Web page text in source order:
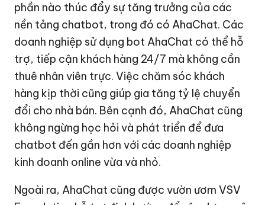
phần nào thúc đẩy sự tăng trưởng của các
nền tảng chatbot, trong đó có AhaChat. Các
doanh nghiệp sử dụng bot AhaChat có thể hỗ
trợ, tiếp cận khách hàng 24/7 mà không cần
thuê nhân viên trực. Việc chăm sóc khách
hàng kịp thời cũng giúp gia tăng tỷ lệ chuyển
đổi cho nhà bán. Bên cạnh đó, AhaChat cũng
không ngừng học hỏi và phát triển để đưa
chatbot đến gần hơn với các doanh nghiệp
kinh doanh online vừa và nhỏ.
Ngoài ra, AhaChat cũng được vườn ươm VSV